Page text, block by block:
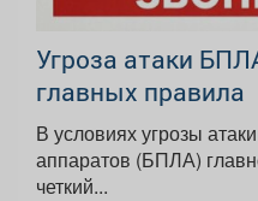
Угроза атаки
главных правила
В условиях угрозы
аппаратов (БПЛА)
четкий...